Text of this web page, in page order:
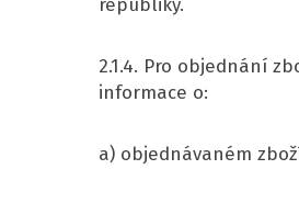
republiky.
2.1.4. Pro objednání
informace o:
a) objednávaném